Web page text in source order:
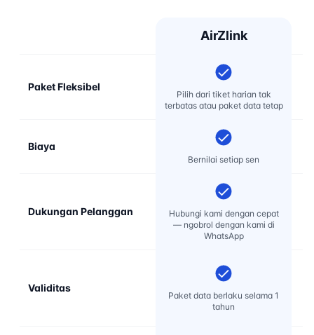
AirZlink
Paket Fleksibel
Pilih dari tiket harian tak
terbatas atau paket data tetap
Biaya
Bernilai setiap sen
Dukungan Pelanggan
Hubungi kami dengan cepat
— ngobrol dengan kami di
WhatsApp
Validitas
Paket data berlaku selama 1
tahun